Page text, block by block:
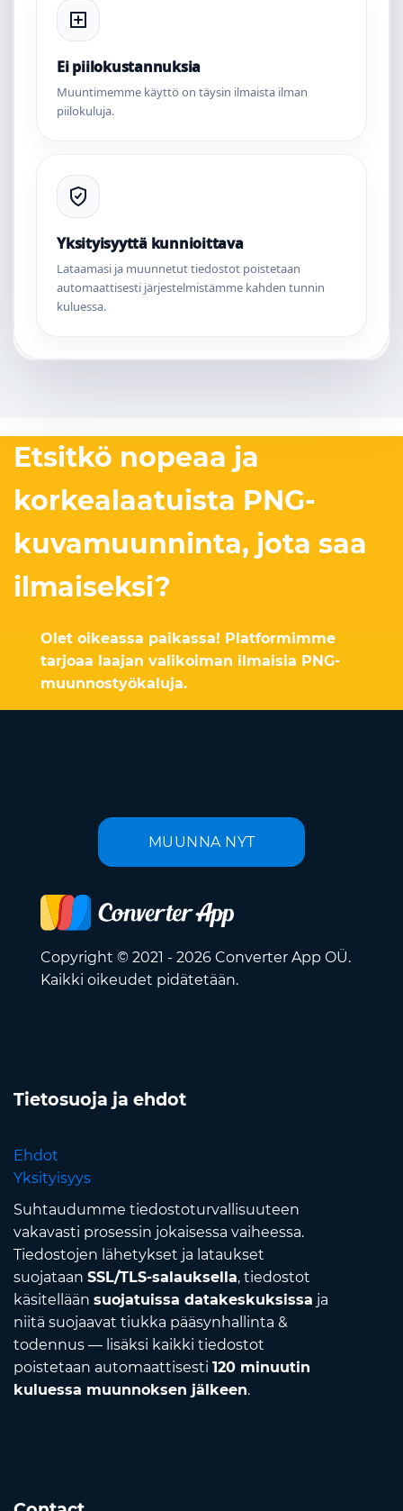
Ei piilokustannuksia
Muuntimemme käyttö on täysin ilmaista ilman
piilokuluja.
Yksityisyyttä kunnioittava
Lataamasi ja muunnetut tiedostot poistetaan
automaattisesti järjestelmistämme kahden tunnin
kuluessa.
Etsitkö nopeaa ja
korkealaatuista PNG-
kuvamuunninta, jota saa
ilmaiseksi?
Olet oikeassa paikassa! Platformimme
tarjoaa laajan valikoiman ilmaisia PNG-
muunnostyökaluja.
MUUNNA NYT
Copyright © 2021 - 2026 Converter App OÜ.
Kaikki oikeudet pidätetään.
Tietosuoja ja ehdot
Ehdot
Yksityisyys
Suhtaudumme tiedostoturvallisuuteen
vakavasti prosessin jokaisessa vaiheessa.
Tiedostojen lähetykset ja lataukset
suojataan SSL/TLS-salauksella, tiedostot
käsitellään suojatuissa datakeskuksissa ja
niitä suojaavat tiukka pääsynhallinta &
todennus — lisäksi kaikki tiedostot
poistetaan automaattisesti 120 minuutin
kuluessa muunnoksen jälkeen.